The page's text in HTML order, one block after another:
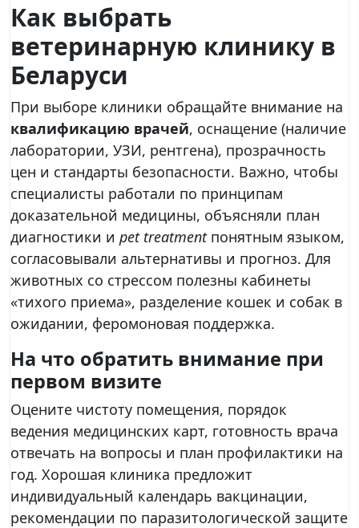
Как выбрать
ветеринарную клинику в
Беларуси
При выборе клиники обращайте внимание на
квалификацию врачей, оснащение (наличие
лаборатории, УЗИ, рентгена), прозрачность
цен и стандарты безопасности. Важно, чтобы
специалисты работали по принципам
доказательной медицины, объясняли план
диагностики и pet treatmentпонятным языком,
согласовывали альтернативы и прогноз. Для
животных со стрессом полезны кабинеты
«тихого приема», разделение кошек и собак в
ожидании, феромоновая поддержка.
На что обратить внимание при
первом визите
Оцените чистоту помещения, порядок
ведения медицинских карт, готовность врача
отвечать на вопросы и план профилактики на
год. Хорошая клиника предложит
индивидуальный календарь вакцинации,
рекомендации по паразитологической защите